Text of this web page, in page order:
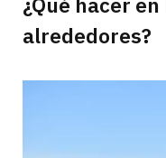
alrededores?